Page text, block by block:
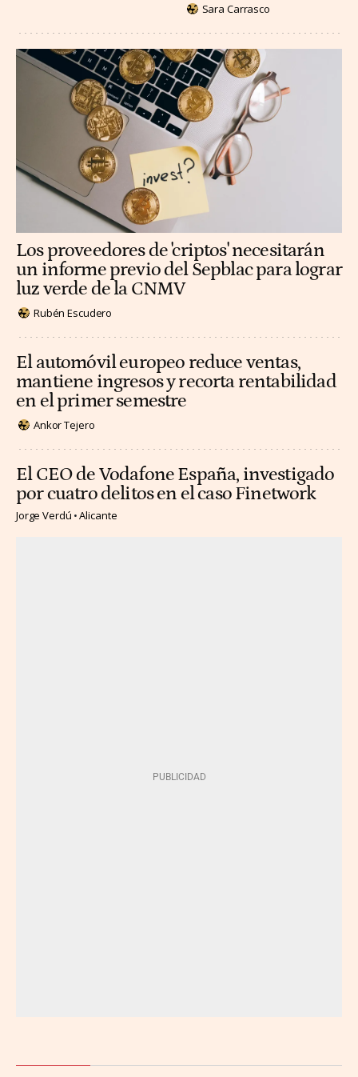
Sara Carrasco
Los proveedores de 'criptos' necesitarán
un informe previo del Sepblac para lograr
luz verde de la CNMV
Rubén Escudero
El automóvil europeo reduce ventas,
mantiene ingresos y recorta rentabilidad
en el primer semestre
Ankor Tejero
El CEO de Vodafone España, investigado
por cuatro delitos en el caso Finetwork
Jorge Verdú Alicante